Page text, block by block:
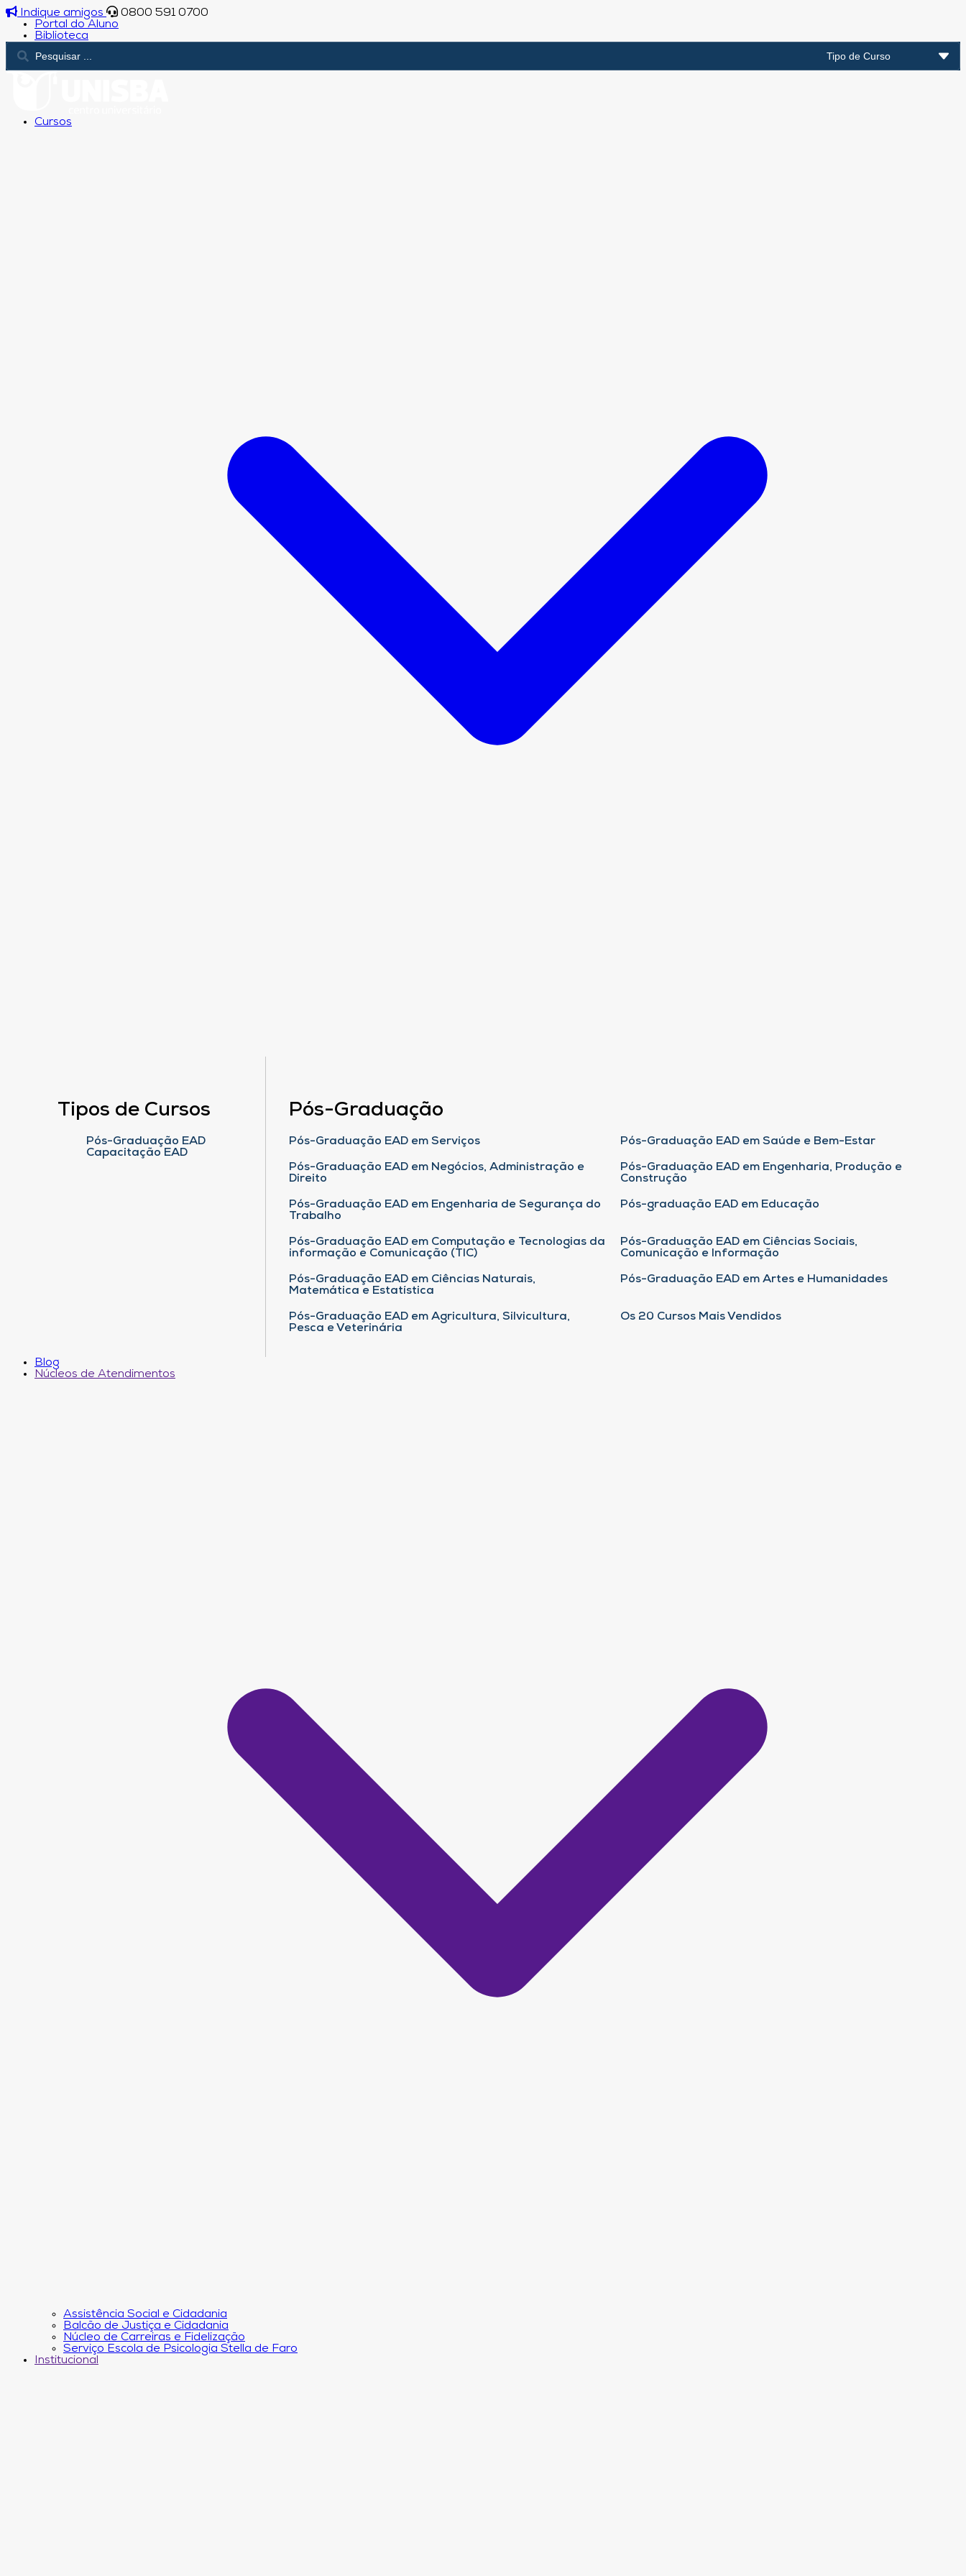
Indique amigos
0800 591 0700
Portal do Aluno
Biblioteca
Cursos
Tipos de Cursos
Pós-Graduação EAD
Capacitação EAD
Pós-Graduação
Pós-Graduação EAD em Serviços Pós-Graduação EAD em Saúde e Bem-Estar
Pós-Graduação EAD em Negócios, Administração e
Direito
Pós-Graduação EAD em Engenharia, Produção e
Construção
Pós-Graduação EAD em Engenharia de Segurança do
Trabalho
Pós-graduação EAD em Educação
Pós-Graduação EAD em Computação e Tecnologias da
informação e Comunicação (TIC)
Pós-Graduação EAD em Ciências Sociais,
Comunicação e Informação
Pós-Graduação EAD em Ciências Naturais,
Matemática e Estatística
Pós-Graduação EAD em Artes e Humanidades
Pós-Graduação EAD em Agricultura, Silvicultura,
Pesca e Veterinária
Os 20 Cursos Mais Vendidos
Blog
Núcleos de Atendimentos
Assistência Social e Cidadania
Balcão de Justiça e Cidadania
Núcleo de Carreiras e Fidelização
Serviço Escola de Psicologia Stella de Faro
Institucional